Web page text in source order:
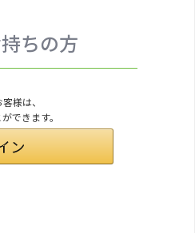
ちの方
様は、
できます。